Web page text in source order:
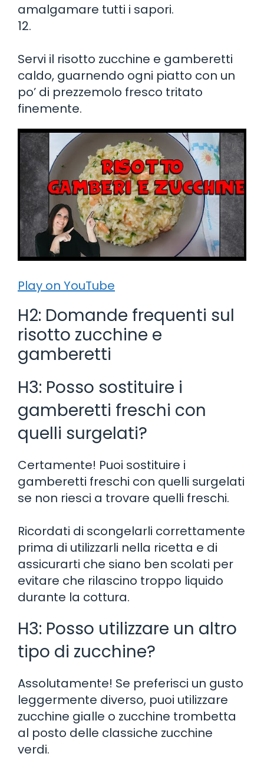
amalgamare tutti i sapori.
12.
Servi il risotto zucchine e gamberetti
caldo, guarnendo ogni piatto con un
po’ di prezzemolo fresco tritato
finemente.
Play on YouTube
H2: Domande frequenti sul
risotto zucchine e
gamberetti
H3: Posso sostituire i
gamberetti freschi con
quelli surgelati?
Certamente! Puoi sostituire i
gamberetti freschi con quelli surgelati
se non riesci a trovare quelli freschi.
Ricordati di scongelarli correttamente
prima di utilizzarli nella ricetta e di
assicurarti che siano ben scolati per
evitare che rilascino troppo liquido
durante la cottura.
H3: Posso utilizzare un altro
tipo di zucchine?
Assolutamente! Se preferisci un gusto
leggermente diverso, puoi utilizzare
zucchine gialle o zucchine trombetta
al posto delle classiche zucchine
verdi.